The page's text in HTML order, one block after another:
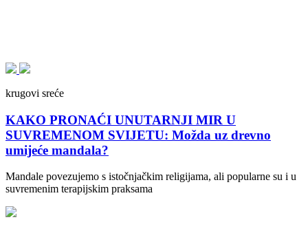
krugovi sreće
KAKO PRONAĆI UNUTARNJI MIR U
SUVREMENOM SVIJETU: Možda uz drevno
umijeće mandala?
Mandale povezujemo s istočnjačkim religijama, ali popularne su i u
suvremenim terapijskim praksama